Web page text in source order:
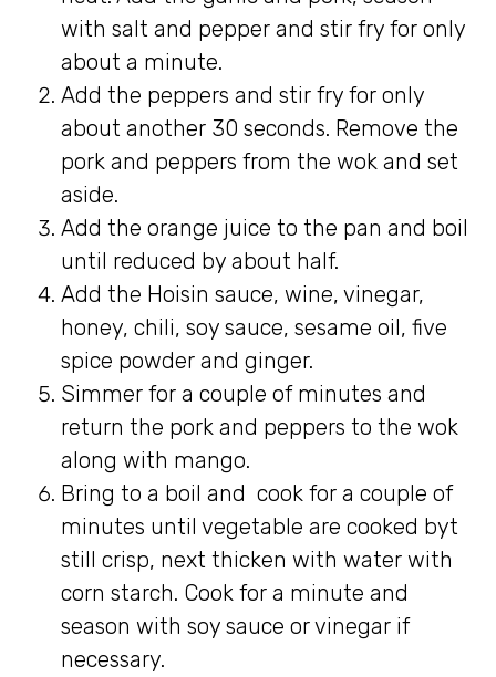
with salt and pepper and stir fry for only
about a minute.
Add the peppers and stir fry for only
about another 30 seconds. Remove the
pork and peppers from the wok and set
aside.
Add the orange juice to the pan and boil
until reduced by about half.
Add the Hoisin sauce, wine, vinegar,
honey, chili, soy sauce, sesame oil, five
spice powder and ginger.
Simmer for a couple of minutes and
return the pork and peppers to the wok
along with mango.
Bring to a boil and cook for a couple of
minutes until vegetable are cooked byt
still crisp, next thicken with water with
corn starch. Cook for a minute and
season with soy sauce or vinegar if
necessary.